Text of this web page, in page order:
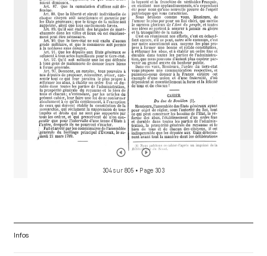
304 sur 805 • Page 303
Infos